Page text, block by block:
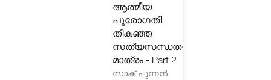
ആത്മീയ
പുരോഗതി
തികഞ്ഞ
സത്യസന്ധതയിലൂടെ
മാത്രം - Part 2
സാക് പുന്നൻ